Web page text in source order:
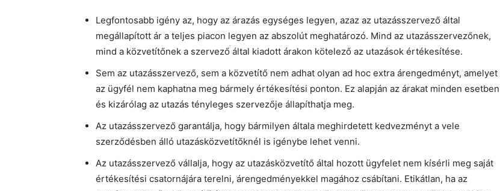
Legfontosabb igény az, hogy az árazás egységes legyen, azaz az utazásszervező által
megállapított ár a teljes piacon legyen az abszolút meghatározó. Mind az utazásszervezőnek,
mind a közvetítőnek a szervező által kiadott árakon kötelező az utazások értékesítése.
Sem az utazásszervező, sem a közvetítő nem adhat olyan ad hoc extra árengedményt, amelyet
az ügyfél nem kaphatna meg bármely értékesítési ponton. Ez alapján az árakat minden esetben
és kizárólag az utazás tényleges szervezője állapíthatja meg.
Az utazásszervező garantálja, hogy bármilyen általa meghirdetett kedvezményt a vele
szerződésben álló utazásközvetítőknél is igénybe lehet venni.
Az utazásszervező vállalja, hogy az utazásközvetítő által hozott ügyfelet nem kísérli meg saját
értékesítési csatornájára terelni, árengedményekkel magához csábítani. Etikátlan, ha az